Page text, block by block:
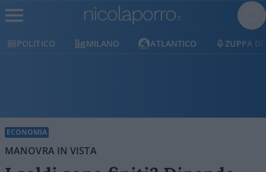
MILANO ATLANTICO ZUPPA DI PORRO
ECONOMIA
MANOVRA IN VISTA